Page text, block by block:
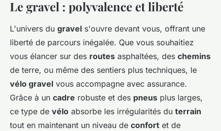
Le gravel : polyvalence et liberté
L'univers du gravel s'ouvre devant vous, offrant une
liberté de parcours inégalée. Que vous souhaitiez
vous élancer sur des routes asphaltées, des chemins
de terre, ou même des sentiers plus techniques, le
vélo gravel vous accompagne avec assurance.
Grâce à un cadre robuste et des pneus plus larges,
ce type de vélo absorbe les irrégularités du terrain
tout en maintenant un niveau de confort et de